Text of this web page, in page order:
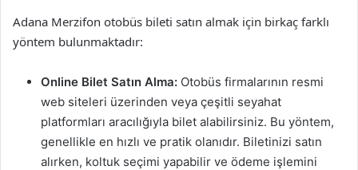
Adana Merzifon otobüs bileti satın almak için birkaç farklı
yöntem bulunmaktadır:
Online Bilet Satın Alma: Otobüs firmalarının resmi
web siteleri üzerinden veya çeşitli seyahat
platformları aracılığıyla bilet alabilirsiniz. Bu yöntem,
genellikle en hızlı ve pratik olanıdır. Biletinizi satın
alırken, koltuk seçimi yapabilir ve ödeme işlemini